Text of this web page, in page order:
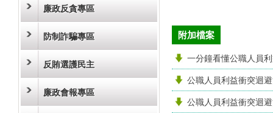
廉政反貪專區
防制詐騙專區
反賄選護民主
廉政會報專區
附加檔案
一分鐘看懂公職人員
公職人員利益衝突迴
公職人員利益衝突迴